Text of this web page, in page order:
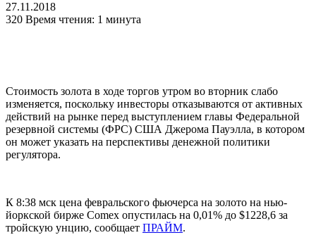
27.11.2018
320 Время чтения: 1 минута
Стоимость золота в ходе торгов утром во вторник слабо
изменяется, поскольку инвесторы отказываются от активных
действий на рынке перед выступлением главы Федеральной
резервной системы (ФРС) США Джерома Пауэлла, в котором
он может указать на перспективы денежной политики
регулятора.
К 8:38 мск цена февральского фьючерса на золото на нью-
йоркской бирже Comex опустилась на 0,01% до $1228,6 за
тройскую унцию, сообщает ПРАЙМ.